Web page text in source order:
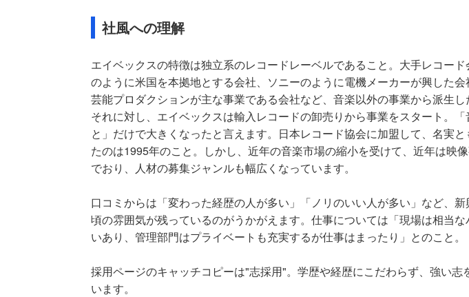
社風への理解
エイベックスの特徴は独立系のレコードレーベルであること。大手レコー
のように米国を本拠地とする会社、ソニーのように電機メーカーが興した
芸能プロダクションが主な事業である会社など、音楽以外の事業から派生し
それに対し、エイベックスは輸入レコードの卸売りから事業をスタート。
と」だけで大きくなったと言えます。日本レコード協会に加盟して、名実
たのは1995年のこと。しかし、近年の音楽市場の縮小を受けて、近年は映
でおり、人材の募集ジャンルも幅広くなっています。
口コミからは「変わった経歴の人が多い」「ノリのいい人が多い」など、
頃の雰囲気が残っているのがうかがえます。仕事については「現場は相当
いあり、管理部門はプライベートも充実するが仕事はまったり」とのこと。
採用ページのキャッチコピーは"志採用"。学歴や経歴にこだわらず、強い志
います。